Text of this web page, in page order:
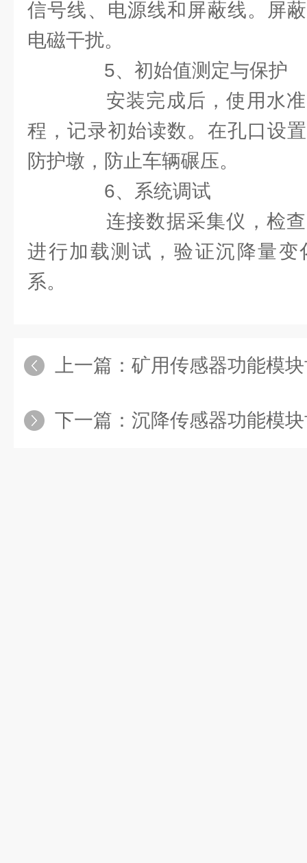
信号线、电源线和屏蔽线。屏
电磁干扰。
5、初始值测定与保护
安装完成后，使用水准
程，记录初始读数。在孔口设
防护墩，防止车辆碾压。
6、系统调试
连接数据采集仪，检查
进行加载测试，验证沉降量变
系。
上一篇： 矿用传感器功能模块协同工
下一篇： 沉降传感器功能模块协同